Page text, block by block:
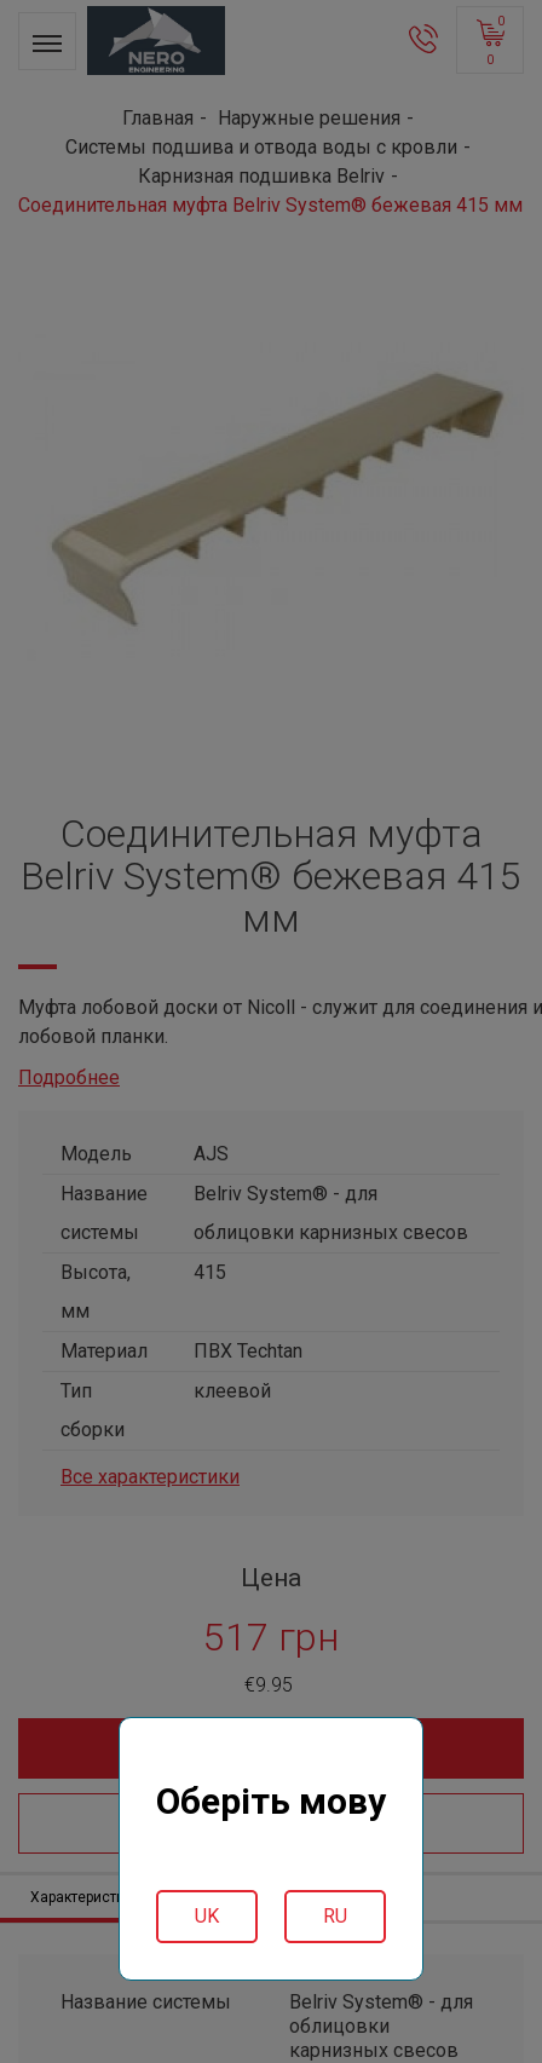
0
0
Оберіть мову
UK RU
Главная
Наружные решения
Системы подшива и отвода воды с кровли
Карнизная подшивка Belriv
Соединительная муфта Belriv System® бежевая 415 мм
Соединительная муфта
Belriv System® бежевая 415
мм
Муфта лобовой доски от Nicoll - служит для соединения
лобовой планки.
Подробнее
Модель
AJS
Название
системы
Belriv System® - для
облицовки карнизных свесов
Высота,
мм
415
Материал
ПВХ Techtan
Тип
сборки
клеевой
Все характеристики
Цена
517 грн
€9.95
Где купить?
Характеристики Описание Отзывов (0)
Название системы
Belriv System® - для
облицовки
карнизных свесов